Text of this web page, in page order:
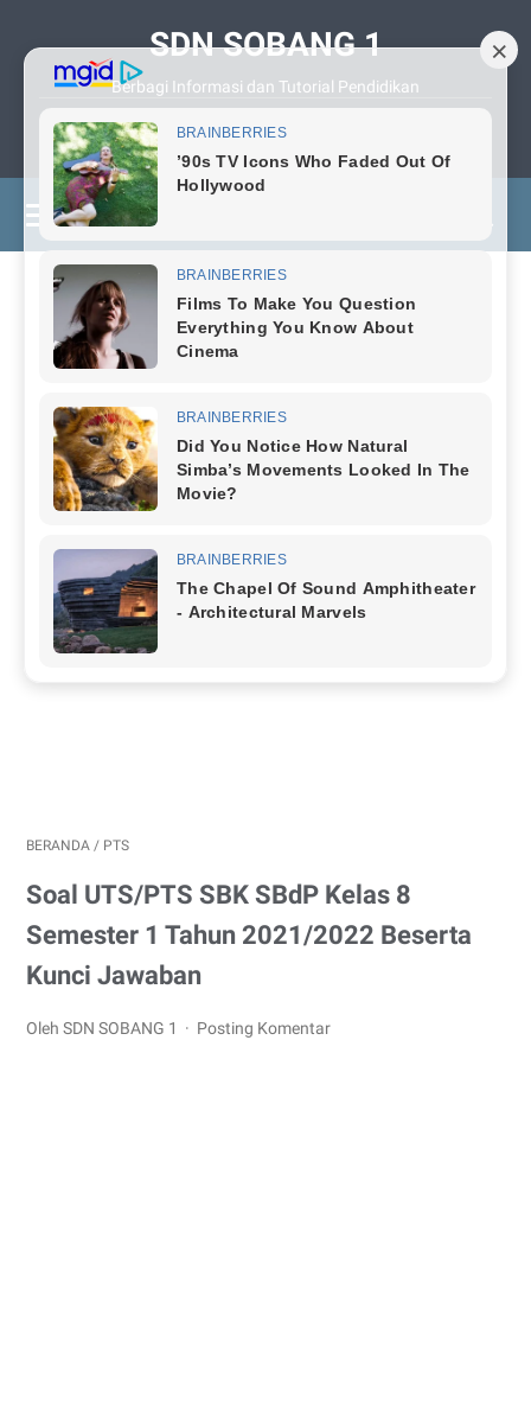
SDN SOBANG 1
Berbagi Informasi dan Tutorial Pendidikan
BERANDA / PTS
Soal UTS/PTS SBK SBdP Kelas 8
Semester 1 Tahun 2021/2022 Beserta
Kunci Jawaban
Oleh SDN SOBANG 1 Posting Komentar